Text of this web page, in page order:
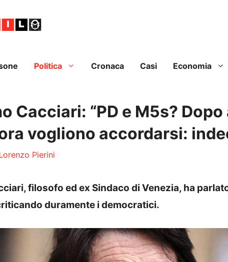
Politica Cronaca Casi Economia
Cacciari: “PD e M5s? Dopo
vogliono accordarsi:
Pierini
filosofo ed ex Sindaco di Venezia, ha
duramente i democratici.